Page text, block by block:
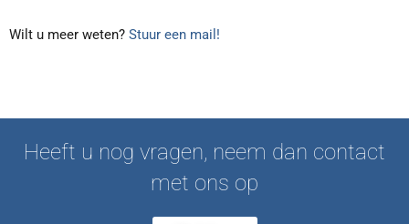
Wilt u meer weten? Stuur een mail!
Heeft u nog vragen, neem dan contact
met ons op